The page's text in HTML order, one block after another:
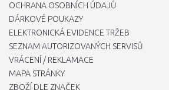
OCHRANA OSOBNÍCH ÚDAJŮ
DÁRKOVÉ POUKAZY
ELEKTRONICKÁ EVIDENCE TRŽEB
SEZNAM AUTORIZOVANÝCH SERVISŮ
VRÁCENÍ / REKLAMACE
MAPA STRÁNKY
ZBOŽÍ DLE ZNAČEK